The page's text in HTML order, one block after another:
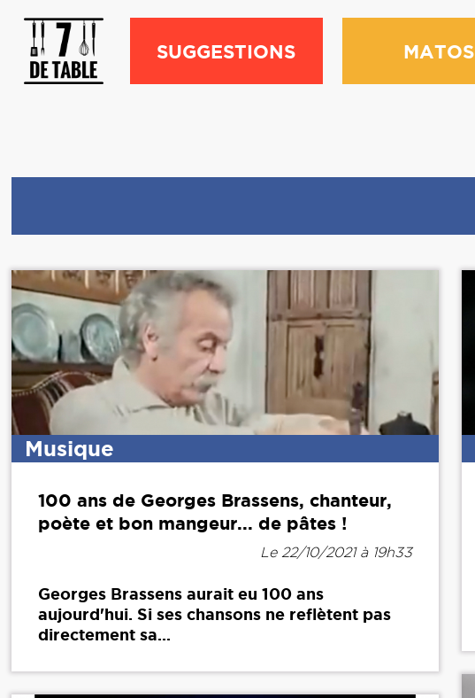
SUGGESTIONS MATOS
Musique
100 ans de Georges Brassens, chanteur,
poète et bon mangeur... de pâtes !
Le 22/10/2021 à 19h33
Georges Brassens aurait eu 100 ans
aujourd'hui. Si ses chansons ne reflètent pas
directement sa...